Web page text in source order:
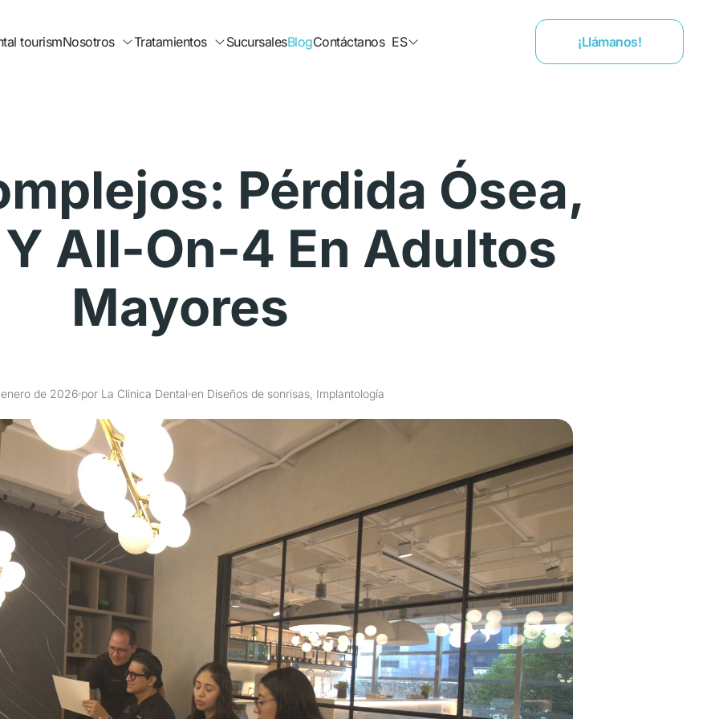
tourismNosotros Tratamientos SucursalesBlogContáctanos ES ¡Llámanos!
Pérdida Ósea,
All-On-4 En Adultos
Mayores
de 2026 por La Clinica Dental en Diseños de sonrisas, Implantología